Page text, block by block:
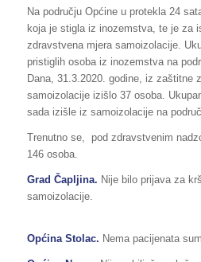
Na području Općine u protekla 24
koja je stigla iz inozemstva, te je za
zdravstvena mjera samoizolacije.
pristiglih osoba iz inozemstva na
Dana, 31.3.2020. godine, iz zaštitne
samoizolacije izišlo 37 osoba.
sada izišle iz samoizolacije na
Trenutno se, pod zdravstvenim
146 osoba.
Grad Čapljina. Nije bilo prijava za
samoizolacije.
Općina Stolac. Nema pacijenata